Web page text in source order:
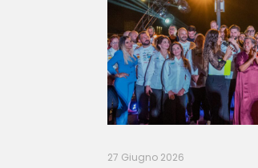
27 Giugno 2026